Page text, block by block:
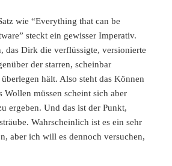
wie “Everything that can be
steckt ein gewisser Imperativ.
das Dirk die verflüssigte, versionierte
der starren, scheinbar
hält. Also steht das Können
Wollen müssen scheint sich aber
ergeben. Und das ist der Punkt,
Wahrscheinlich ist es ein sehr
aber ich will es dennoch versuchen,